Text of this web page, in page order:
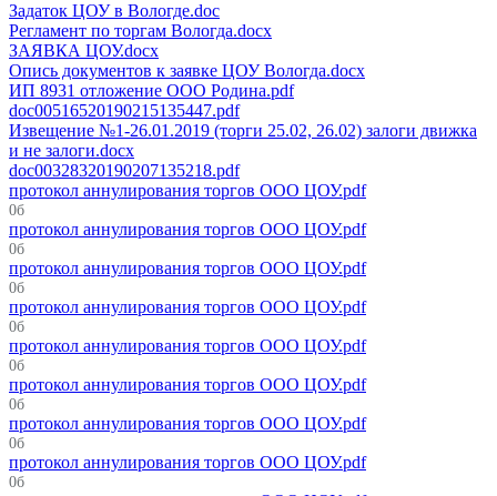
Задаток ЦОУ в Вологде.doc
Регламент по торгам Вологда.docx
ЗАЯВКА ЦОУ.docx
Опись документов к заявке ЦОУ Вологда.docx
ИП 8931 отложение ООО Родина.pdf
doc00516520190215135447.pdf
Извещение №1-26.01.2019 (торги 25.02, 26.02) залоги движка
и не залоги.docx
doc00328320190207135218.pdf
протокол аннулирования торгов ООО ЦОУ.pdf
0б
протокол аннулирования торгов ООО ЦОУ.pdf
0б
протокол аннулирования торгов ООО ЦОУ.pdf
0б
протокол аннулирования торгов ООО ЦОУ.pdf
0б
протокол аннулирования торгов ООО ЦОУ.pdf
0б
протокол аннулирования торгов ООО ЦОУ.pdf
0б
протокол аннулирования торгов ООО ЦОУ.pdf
0б
протокол аннулирования торгов ООО ЦОУ.pdf
0б